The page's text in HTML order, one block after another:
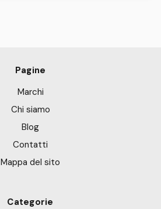
Pagine
Marchi
Chi siamo
Blog
Contatti
Mappa del sito
Categorie